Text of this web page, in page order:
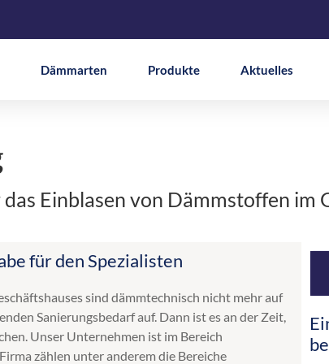
Dämmarten Produkte Aktuelles
Einblasen von Dämmstoffen im
für den Spezialisten
sind dämmtechnisch nicht mehr auf
Sanierungsbedarf auf. Dann ist es an der Zeit,
Unser Unternehmen ist im Bereich
zählen unter anderem die Bereiche